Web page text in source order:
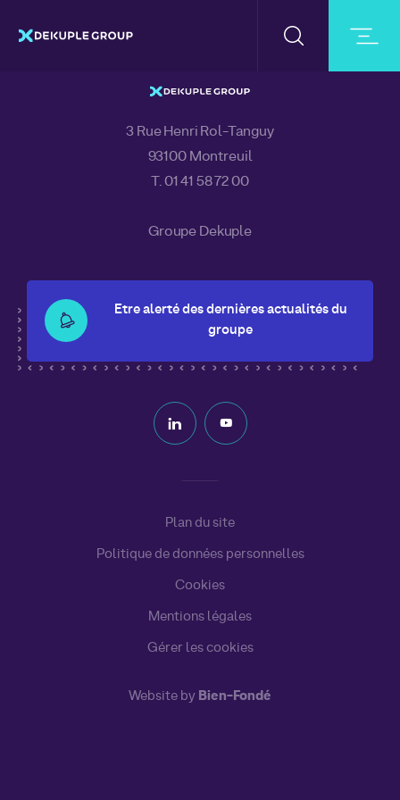
ADLPARTNER CONFIRME SON
3 Rue Henri Rol-Tanguy
93100 Montreuil
T. 01 41 58 72 00
Groupe Dekuple
Etre alerté des dernières actualités du
groupe
Plan du site
Politique de données personnelles
Cookies
Mentions légales
Gérer les cookies
Website byBien-Fondé